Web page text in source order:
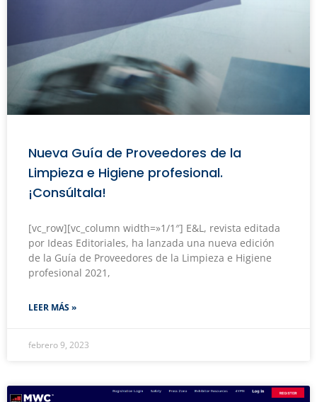
Nueva Guía de Proveedores de la
Limpieza e Higiene profesional.
¡Consúltala!
[vc_row][vc_column width=»1/1″] E&L, revista editada
por Ideas Editoriales, ha lanzada una nueva edición
de la Guía de Proveedores de la Limpieza e Higiene
profesional 2021,
LEER MÁS »
febrero 9, 2023